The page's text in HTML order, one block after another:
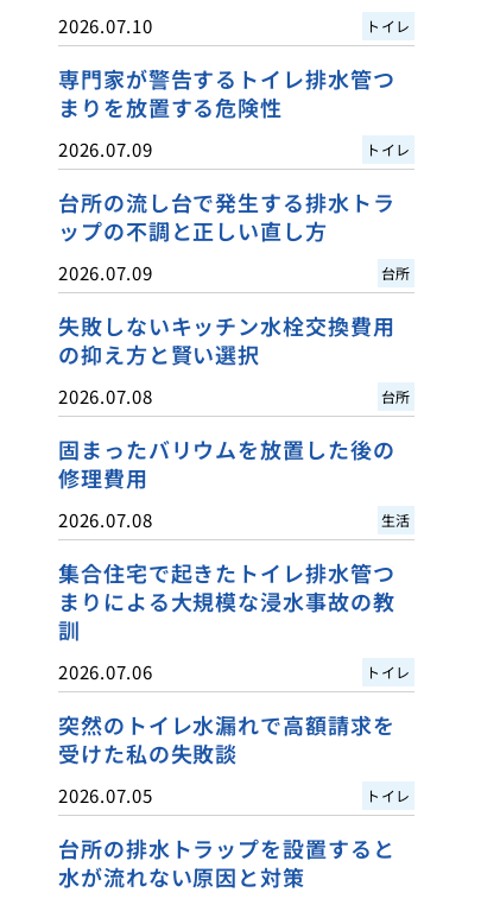
2026.07.10 トイレ
専門家が警告するトイレ排水管つ
まりを放置する危険性
2026.07.09 トイレ
台所の流し台で発生する排水トラ
ップの不調と正しい直し方
2026.07.09 台所
失敗しないキッチン水栓交換費用
の抑え方と賢い選択
2026.07.08 台所
固まったバリウムを放置した後の
修理費用
2026.07.08 生活
集合住宅で起きたトイレ排水管つ
まりによる大規模な浸水事故の教
訓
2026.07.06 トイレ
突然のトイレ水漏れで高額請求を
受けた私の失敗談
2026.07.05 トイレ
台所の排水トラップを設置すると
水が流れない原因と対策